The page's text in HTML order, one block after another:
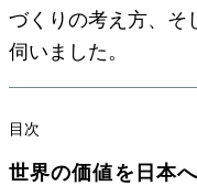
づくりの考え方、そ
伺いました。
目次
世界の価値を日本